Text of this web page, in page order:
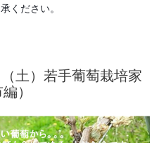
ください。
土）若手葡萄栽培家
）